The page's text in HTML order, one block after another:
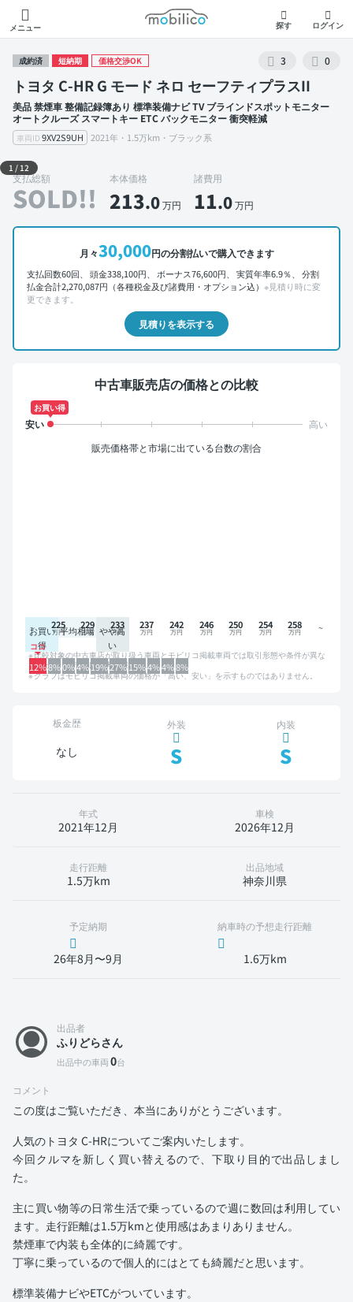
メニュー
モビリコ
探す ログイン
成約済 短納期 価格交渉OK 3 0
トヨタ C-HR G モード ネロ セーフティプラスII
美品 禁煙車 整備記録簿あり 標準装備ナビ TV ブラインドスポットモニター
オートクルーズ スマートキー ETC バックモニター 衝突軽減
車両ID 9XV2S9UH 2021年・1.5万km・ブラック系
外装 左前
1 /12
支払総額
SOLD!!
本体価格
213.0万円
諸費用
11.0万円
月々30,000円の分割払いで購入できます
支払回数60回、 頭金338,100円、 ボーナス76,600円、 実質年率6.9％、 分割
払金合計2,270,087円（各種税金及び諸費用・オプション込） ※見積り時に変
更できます。
見積りを表示する
中古車販売店の価格との比較
お買い得
販売価格帯と市場に出ている台数の割合
お買い
得
平均相場 やや高
い
12%8%0%4%19%27%15%4%4%8%
225 229 233 237 242 246 250 254 258
比較対象の中古車店が取り扱う車両とモビリコ掲載車両では取引形態や条件が異な
るため、グラフは参考情報です。
グラフはモビリコ掲載車両の価格が「高い、安い」を示すものではありません。
板金歴
なし
外装
S
内装
S
年式
2021年12月
車検
2026年12月
走行距離
1.5万km
出品地域
神奈川県
予定納期
26年8月〜9月
納車時の予想走行距離
1.6万km
出品者
ふりどらさん
出品中の車両0台
コメント
この度はご覧いただき、本当にありがとうございます。
人気のトヨタ C-HRについてご案内いたします。
今回クルマを新しく買い替えるので、下取り目的で出品しまし
た。
主に買い物等の日常生活で乗っているので週に数回は利用してい
ます。走行距離は1.5万kmと使用感はあまりありません。
禁煙車で内装も全体的に綺麗です。
丁寧に乗っているので個人的にはとても綺麗だと思います。
標準装備ナビやETCがついています。